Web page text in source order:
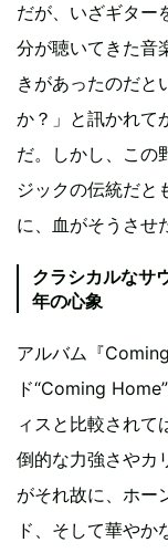
だが、いざギター
分が聴いてきた音
きがあったのだと
か？」と訊かれて
だ。しかし、この
ジックの伝統だと
に、血がそうさせ
クラシカルなサ
年の心象
アルバム『
ド“Coming
ィスと比較されて
倒的な力強さやカ
がそれ故に、ホー
ド、そして華や